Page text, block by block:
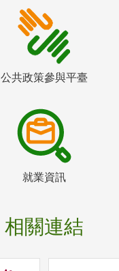
公共政策參與平臺
就業資訊
相關連結